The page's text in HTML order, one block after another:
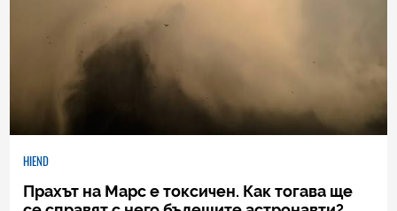
HIEND
Прахът на Марс е токсичен. Как тогава ще